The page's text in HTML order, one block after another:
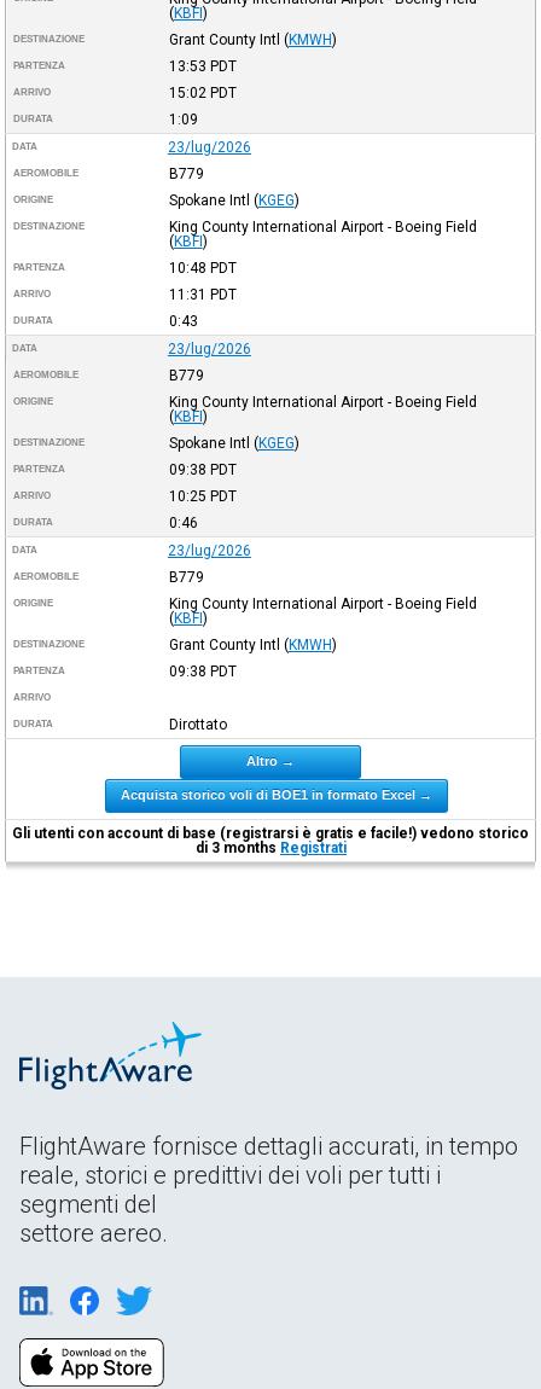
(KBFI)
DESTINAZIONE Grant County Intl (KMWH)
PARTENZA 13:53 PDT
ARRIVO 15:02 PDT
DURATA 1:09
DATA 23/lug/2026
AEROMOBILE B779
ORIGINE Spokane Intl (KGEG)
DESTINAZIONE
King County International Airport - Boeing Field
(KBFI)
PARTENZA 10:48 PDT
ARRIVO 11:31 PDT
DURATA 0:43
DATA 23/lug/2026
AEROMOBILE B779
ORIGINE
King County International Airport - Boeing Field
(KBFI)
DESTINAZIONE Spokane Intl (KGEG)
PARTENZA 09:38 PDT
ARRIVO 10:25 PDT
DURATA 0:46
DATA 23/lug/2026
AEROMOBILE B779
ORIGINE
King County International Airport - Boeing Field
(KBFI)
DESTINAZIONE Grant County Intl (KMWH)
PARTENZA 09:38 PDT
ARRIVO
DURATA Dirottato
Altro →
Acquista storico voli di BOE1 in formato Excel →
Gli utenti con account di base (registrarsi è gratis e facile!) vedono storico
di 3 months Registrati
FlightAware fornisce dettagli accurati, in tempo
reale, storici e predittivi dei voli per tutti i
segmenti del
settore aereo.